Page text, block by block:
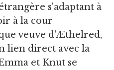
s'adaptant à
à la cour
veuve d'Æthelred,
lien direct avec la
et Knut se